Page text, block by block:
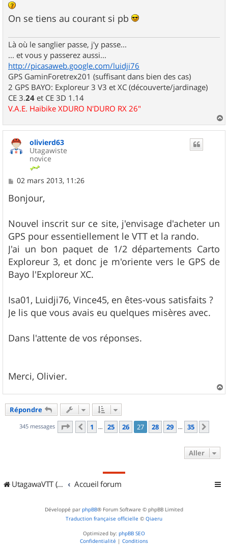
On se tiens au courant si pb
Là où le sanglier passe, j'y passe...
... et vous y passerez aussi...
http://picasaweb.google.com/luidji76
GPS GaminForetrex201 (suffisant dans bien des cas)
2 GPS BAYO: Exploreur 3 V3 et XC (découverte/jardinage)
CE 3.24 et CE 3D 1.14
V.A.E. Haibike XDURO N'DURO RX 26"
a
olivierd63
Utagawiste
novice
M
s
s
g
e
02 mars 2013, 11:26
Bonjour,
Nouvel inscrit sur ce site, j'envisage d'acheter un
GPS pour essentiellement le VTT et la rando.
J'ai un bon paquet de 1/2 départements Carto
Exploreur 3, et donc je m'oriente vers le GPS de
Bayo l'Exploreur XC.
Isa01, Luidji76, Vince45, en êtes-vous satisfaits ?
Je lis que vous avais eu quelques misères avec.
Dans l'attente de vos réponses.
Merci, Olivier.
a
Répondre
345 messages Page 27 sur35
Précédent
1 … 25 26 27 28 29 … 35
Aller
UtagawaVTT (Randos VTT et VTTAE avec traces GPS) Accueil forum
Développé par phpBB® Forum Software © phpBB Limited
Traduction française officielle © Qiaeru
Optimized by: phpBB SEO
Confidentialité | Conditions